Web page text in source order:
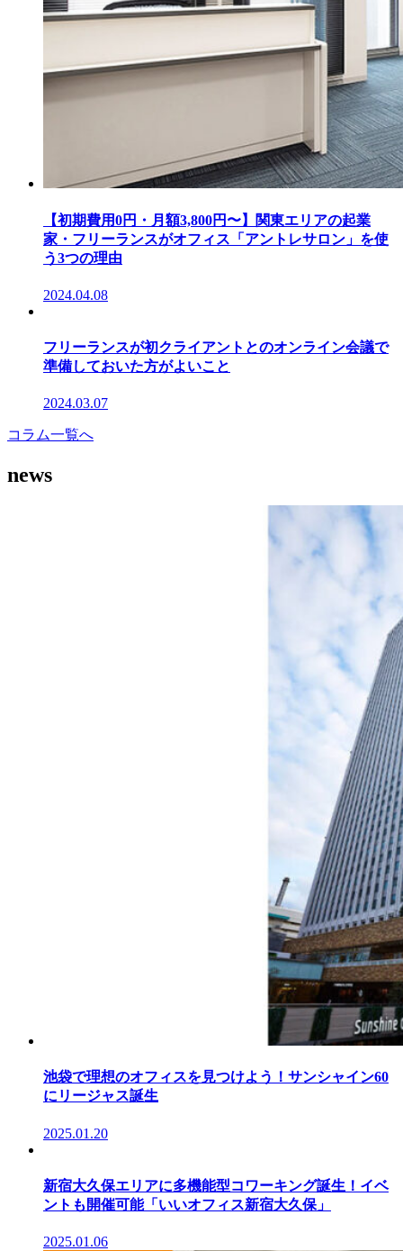
【初期費用0円・月額3,800円〜】関東エリアの起業
家・フリーランスがオフィス「アントレサロン」を使
う3つの理由
2024.04.08
フリーランスが初クライアントとのオンライン会議で
準備しておいた方がよいこと
2024.03.07
コラム一覧へ
news
池袋で理想のオフィスを見つけよう！サンシャイン60
にリージャス誕生
2025.01.20
新宿大久保エリアに多機能型コワーキング誕生！イベ
ントも開催可能「いいオフィス新宿大久保」
2025.01.06